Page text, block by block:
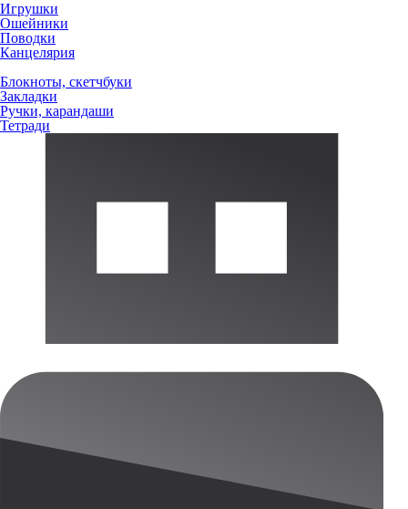
Игрушки
Ошейники
Поводки
Канцелярия
Блокноты, скетчбуки
Закладки
Ручки, карандаши
Тетради